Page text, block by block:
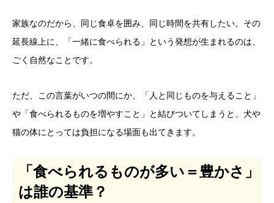
家族なのだから、同じ食卓を囲み、同じ時間を共有したい。その
延長線上に、「一緒に食べられる」という発想が生まれるのは、
ごく自然なことです。
ただ、この言葉がいつの間にか、「人と同じものを与えること」
や「食べられるものを増やすこと」と結びついてしまうと、犬や
猫の体にとっては負担になる場面も出てきます。
「食べられるものが多い＝豊かさ」
は誰の基準？